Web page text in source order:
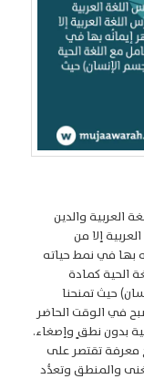
العربية والدين
إلا من
بها في نمط حياته
الحية كمادة
حيث تمنحنا
في الوقت الحاضر
بدون نطقٍ وإصغاء.
معرفة تقتصر على
والمنطق وتعدُّد